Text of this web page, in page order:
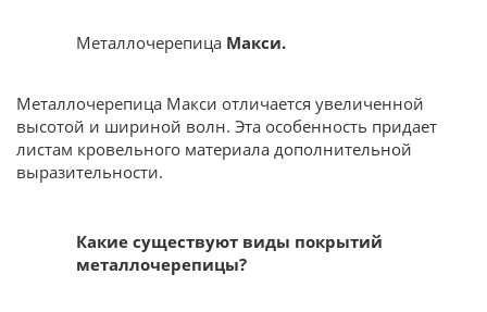
Металлочерепица Макси.
Металлочерепица Макси отличается увеличенной
высотой и шириной волн. Эта особенность придает
листам кровельного материала дополнительной
выразительности.
Какие существуют виды покрытий
металлочерепицы?